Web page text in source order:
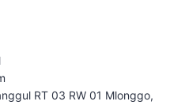
RT 03 RW 01 Mlonggo,